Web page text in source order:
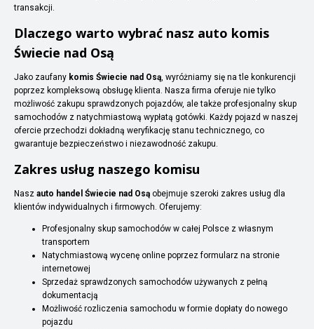
transakcji.
Dlaczego warto wybrać nasz auto komis
Świecie nad Osą
Jako zaufany komis Świecie nad Osą, wyróżniamy się na tle konkurencji
poprzez kompleksową obsługę klienta. Nasza firma oferuje nie tylko
możliwość zakupu sprawdzonych pojazdów, ale także profesjonalny skup
samochodów z natychmiastową wypłatą gotówki. Każdy pojazd w naszej
ofercie przechodzi dokładną weryfikację stanu technicznego, co
gwarantuje bezpieczeństwo i niezawodność zakupu.
Zakres usług naszego komisu
Nasz auto handel Świecie nad Osą obejmuje szeroki zakres usług dla
klientów indywidualnych i firmowych. Oferujemy:
Profesjonalny skup samochodów w całej Polsce z własnym
transportem
Natychmiastową wycenę online poprzez formularz na stronie
internetowej
Sprzedaż sprawdzonych samochodów używanych z pełną
dokumentacją
Możliwość rozliczenia samochodu w formie dopłaty do nowego
pojazdu